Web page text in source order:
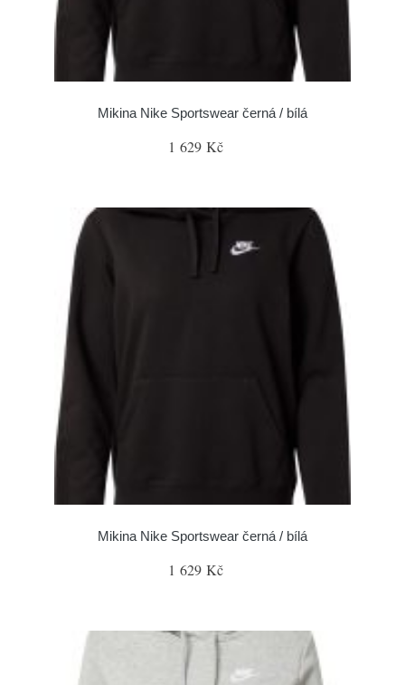
Mikina Nike Sportswear černá / bílá
1 629 Kč
Mikina Nike Sportswear černá / bílá
1 629 Kč